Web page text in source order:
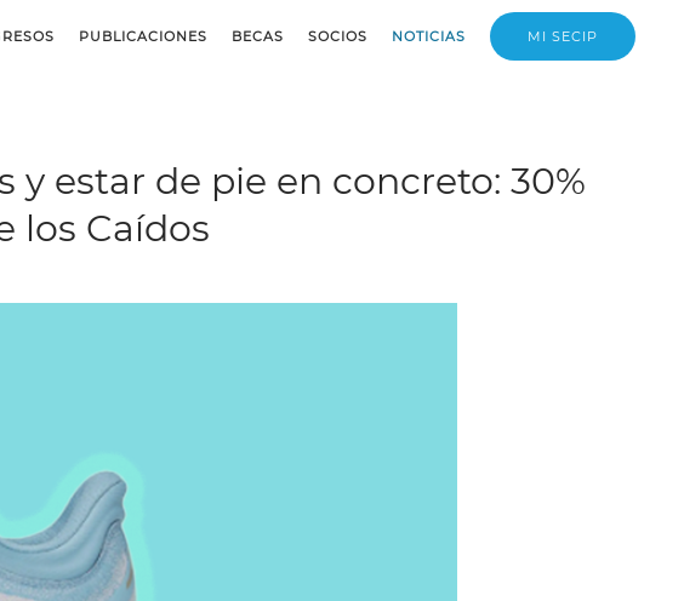
PUBLICACIONES BECAS SOCIOS NOTICIAS MI SECIP
estar de pie en concreto: 30%
los Caídos